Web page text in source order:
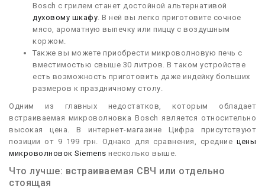
Bosch с грилем станет достойной альтернативой
духовому шкафу . В ней вы легко приготовите сочное
мясо, ароматную выпечку или пиццу с воздушным
коржом.
Также вы можете приобрести микроволновую печь с
вместимостью свыше 30 литров. В таком устройстве
есть возможность приготовить даже индейку больших
размеров к праздничному столу.
Одним из главных недостатков, которым обладает
встраиваемая микроволновка Bosch является относительно
высокая цена. В интернет-магазине Цифра присутствуют
позиции от 9 199 грн. Однако для сравнения, средние цены
микроволновок Siemens несколько выше.
Что лучше: встраиваемая СВЧ или отдельно
стоящая